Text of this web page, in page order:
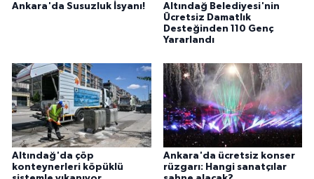
Ankara'da Susuzluk İsyanı!
Altındağ Belediyesi'nin
Ücretsiz Damatlık
Desteğinden 110 Genç
Yararlandı
Altındağ'da çöp
konteynerleri köpüklü
Ankara'da ücretsiz konser
rüzgarı: Hangi sanatçılar